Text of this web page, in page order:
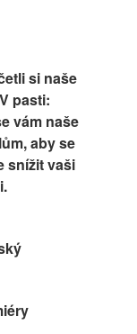
si naše
pasti:
vám naše
aby se
snížit vaši